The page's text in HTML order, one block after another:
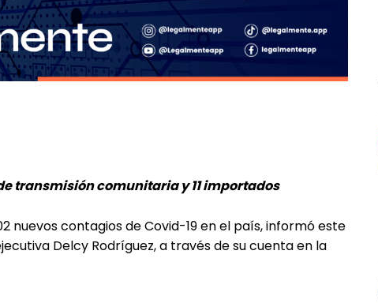
transmisión comunitaria y 11 importados
nuevos contagios de Covid-19 en el país, informó este
Delcy Rodríguez, a través de su cuenta en la